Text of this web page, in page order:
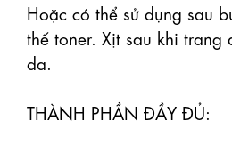
Hoặc có thể sử dụng sau
thế toner. Xịt sau khi trang
da.
THÀNH PHẦN ĐẦY ĐỦ: